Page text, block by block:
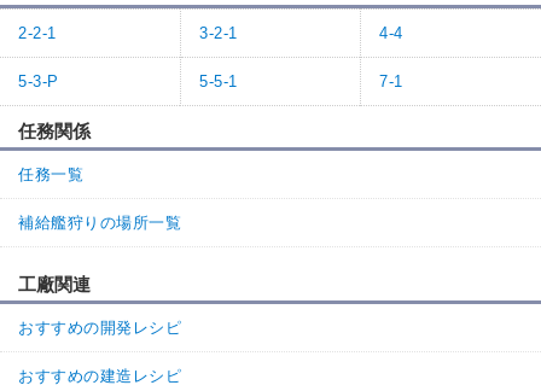
今は三ソ3積みでLv61から先制対潜可能
返信(0) 1 2
6. 名無しさん
改三の画像が降ってきたぞー！！(公式から)
5. 名無しさん
返信(0) 2 0
2-2-1 3-2-1 4-4
5-3-P 5-5-1 7-1
任務関係
任務一覧
補給艦狩りの場所一覧
工廠関連
おすすめの開発レシピ
おすすめの建造レシピ